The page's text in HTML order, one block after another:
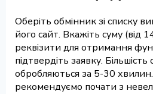
Оберіть обмінник зі списку
його сайт. Вкажіть суму (від
реквізити для отримання
підтвердіть заявку. Більшість
обробляються за 5-30
рекомендуємо почати з